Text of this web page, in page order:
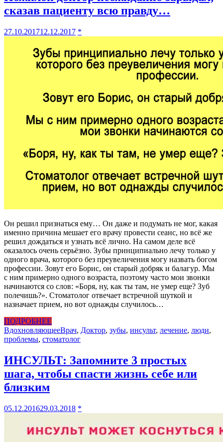
сказав пациенту всю правду…
27.10.201712.12.2017 *
Он решил признаться ему… Он даже и подумать не мог, какая
именно причина мешает его врачу провести сеанс, но всё же
решил дождаться и узнать всё лично. На самом деле всё
оказалось очень серьёзно. Зубы принципиально лечу только у
одного врача, которого без преувеличения могу назвать богом
профессии. Зовут его Борис, он старый добряк и балагур. Мы
с ним примерно одного возраста, поэтому часто мои звонки
начинаются со слов: «Боря, ну, как ты там, не умер еще? Зуб
полечишь?». Стоматолог отвечает встречной шуткой и
назначает прием, но вот однажды случилось…
ПОДРОБНЕЕ
ВдохновляющееВрач, Доктор, зубы, инсульт, лечение, люди,
проблемы, стоматолог
ИНСУЛЬТ: Запомните 3 простых
шага, чтобы спасти жизнь себе или
близким
05.12.201629.03.2018 *